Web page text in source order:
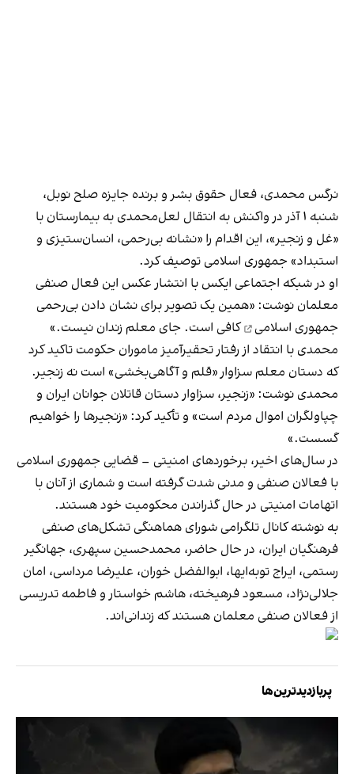
نرگس محمدی، فعال حقوق بشر و برنده جایزه صلح نوبل،
شنبه ۱ آذر در واکنش به انتقال لعل‌محمدی به بیمارستان با
«غل و زنجیر»، این اقدام را «نشانه بی‌رحمی، انسان‌ستیزی و
استبداد» جمهوری اسلامی توصیف کرد.
او در شبکه اجتماعی ایکس با انتشار عکس این فعال صنفی
معلمان نوشت: «همین یک تصویر برای نشان دادن بی‌رحمی
جمهوری اسلامی
کافی است. جای معلم زندان نیست.»
محمدی با انتقاد از رفتار تحقیرآمیز ماموران حکومت تاکید کرد
که دستان معلم سزاوار «قلم و آگاهی‌بخشی» است نه زنجیر.
محمدی نوشت: «زنجیر، سزاوار دستان قاتلان جوانان ایران و
چپاولگران اموال مردم است» و تأکید کرد: «زنجیرها را خواهیم
گسست.»
در سال‌های اخیر، برخوردهای امنیتی – قضایی جمهوری اسلامی
با فعالان صنفی و مدنی شدت گرفته است و شماری از آنان با
اتهامات امنیتی در حال گذراندن محکومیت خود هستند.
به نوشته کانال تلگرامی شورای هماهنگی تشکل‌های صنفی
فرهنگیان ایران،‌ در حال حاضر، محمدحسین سپهری، جهانگیر
رستمی، ایراج توبه‌ایها، ابوالفضل خوران، علیرضا مرداسی، امان
جلالی‌نژاد، مسعود فرهیخته، هاشم خواستار و فاطمه تدریسی
از فعالان صنفی معلمان هستند که زندانی‌اند.
پربازدیدترین‌ها